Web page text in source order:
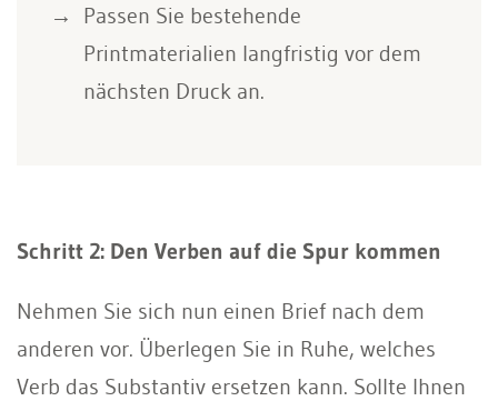
Passen Sie bestehende
Printmaterialien langfristig vor dem
nächsten Druck an.
Schritt 2: Den Verben auf die Spur kommen
Nehmen Sie sich nun einen Brief nach dem
anderen vor. Überlegen Sie in Ruhe, welches
Verb das Substantiv ersetzen kann. Sollte Ihnen